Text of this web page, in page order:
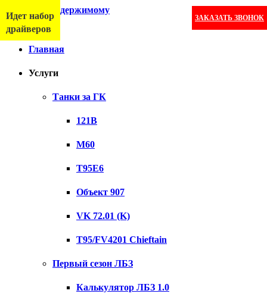
Перейти к содержимому
ЗАКАЗАТЬ ЗВОНОК
Меню
Главная
Услуги
Танки за ГК
121B
M60
T95E6
Объект 907
VK 72.01 (K)
T95/FV4201 Chieftain
Первый сезон ЛБЗ
Калькулятор ЛБЗ 1.0
Идет набор
драйверов